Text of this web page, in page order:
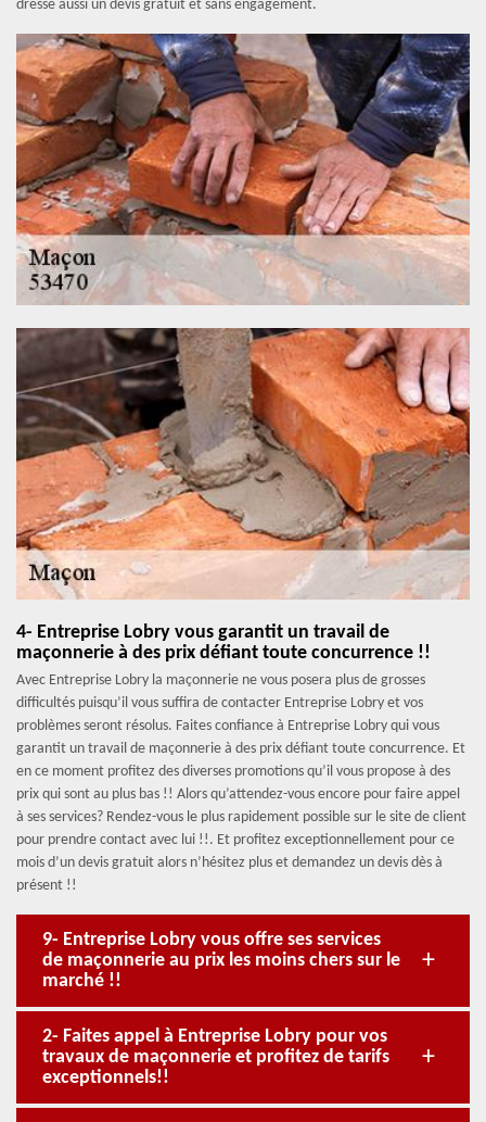
dresse aussi un devis gratuit et sans engagement.
4- Entreprise Lobry vous garantit un travail de
maçonnerie à des prix défiant toute concurrence !!
Avec Entreprise Lobry la maçonnerie ne vous posera plus de grosses
difficultés puisqu’il vous suffira de contacter Entreprise Lobry et vos
problèmes seront résolus. Faites confiance à Entreprise Lobry qui vous
garantit un travail de maçonnerie à des prix défiant toute concurrence. Et
en ce moment profitez des diverses promotions qu’il vous propose à des
prix qui sont au plus bas !! Alors qu’attendez-vous encore pour faire appel
à ses services? Rendez-vous le plus rapidement possible sur le site de client
pour prendre contact avec lui !!. Et profitez exceptionnellement pour ce
mois d’un devis gratuit alors n’hésitez plus et demandez un devis dès à
présent !!
9- Entreprise Lobry vous offre ses services
de maçonnerie au prix les moins chers sur le
marché !!
2- Faites appel à Entreprise Lobry pour vos
travaux de maçonnerie et profitez de tarifs
exceptionnels!!